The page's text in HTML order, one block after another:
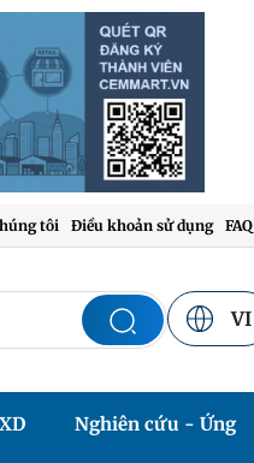
tôi Điều khoản sử dụng FAQ
VI
Nghiên cứu - Ứng